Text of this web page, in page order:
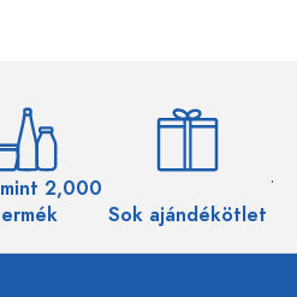
2,000
Sok ajándékötlet